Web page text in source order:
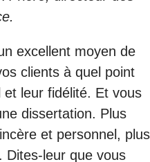
.
excellent moyen de
clients à quel point
leur fidélité. Et vous
dissertation. Plus
et personnel, plus
Dites-leur que vous